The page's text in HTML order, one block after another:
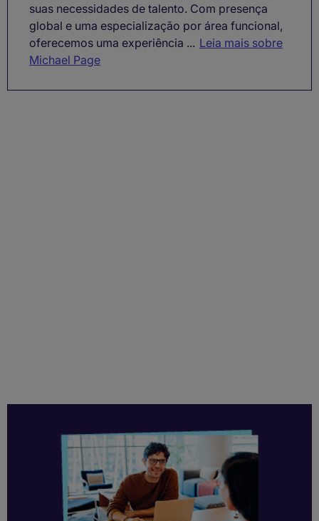
suas necessidades de talento. Com presença
global e uma especialização por área funcional,
oferecemos uma experiência ... Leia mais sobre
Michael Page